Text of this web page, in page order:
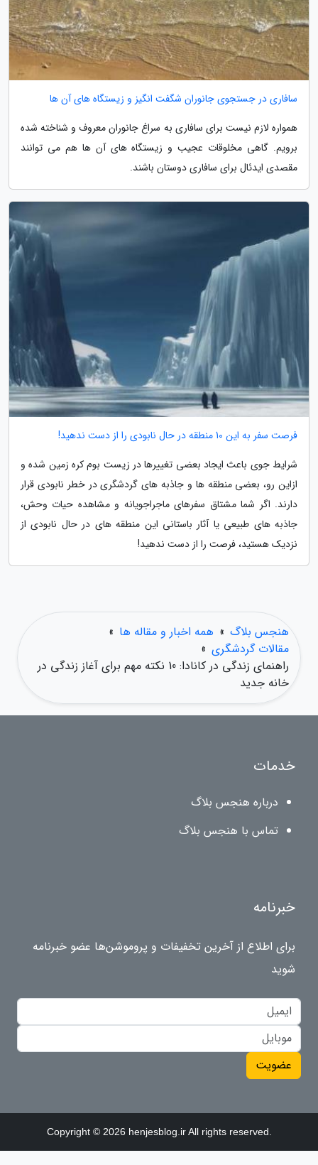
سافاری در جستجوی جانوران شگفت انگیز و زیستگاه های آن ها
همواره لازم نیست برای سافاری به سراغ جانوران معروف و شناخته شده
برویم. گاهی مخلوقات عجیب و زیستگاه های آن ها هم می توانند
مقصدی ایدئال برای سافاری دوستان باشند.
فرصت سفر به این 10 منطقه در حال نابودی را از دست ندهید!
شرایط جوی باعث ایجاد بعضی تغییرها در زیست بوم کره زمین شده و
ازاین رو، بعضی منطقه ها و جاذبه های گردشگری در خطر نابودی قرار
دارند. اگر شما مشتاق سفرهای ماجراجویانه و مشاهده حیات وحش،
جاذبه های طبیعی یا آثار باستانی این منطقه های در حال نابودی از
نزدیک هستید، فرصت را از دست ندهید!
هنجس بلاگ » همه اخبار و مقاله ها »
مقالات گردشگری »
راهنمای زندگی در کانادا: 10 نکته مهم برای آغاز زندگی در
خانه جدید
خدمات
درباره هنجس بلاگ
تماس با هنجس بلاگ
خبرنامه
برای اطلاع از آخرین تخفیفات و پروموشن‌ها عضو خبرنامه
شوید
عضویت
Copyright © 2026 henjesblog.ir All rights reserved.